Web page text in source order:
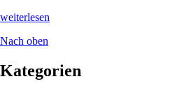
weiterlesen
Till
Nach oben
Kategorien